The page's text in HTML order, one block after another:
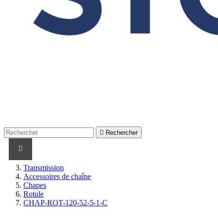
 Rechercher
Transmission
Accessoires de chaîne
Chapes
Rotule
CHAP-ROT-120-52-5-1-C